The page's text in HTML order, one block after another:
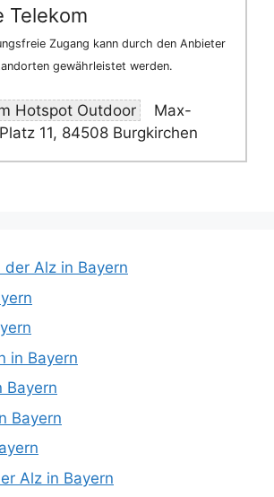
Telekom
Zugang kann durch den Anbieter
gewährleistet werden.
Hotspot Outdoor
Max-
11, 84508 Burgkirchen
Alz in Bayern
in Bayern
Bayern
Bayern
Alz in Bayern